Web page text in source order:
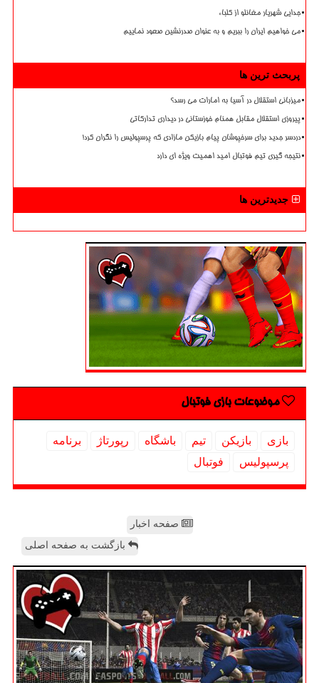
جدایی شهریار مغانلو از کلباء
می خواهیم ایران را ببریم و به عنوان صدرنشین صعود نماییم
پربحث ترین ها
میزبانی استقلال در آسیا به امارات می رسد؟
پیروزی استقلال مقابل همنام خوزستانی در دیداری تدارکاتی
دردسر جدید برای سرخپوشان پیام بازیکن مازادی که پرسپولیس را نگران کرد!
نتیجه گیری تیم فوتبال امید اهمیت ویژه ای دارد
جدیدترین ها
موضوعات بازی فوتبال
بازی بازیكن تیم باشگاه رپورتاژ
برنامه
پرسپولیس
فوتبال
صفحه اخبار
بازگشت به صفحه اصلی